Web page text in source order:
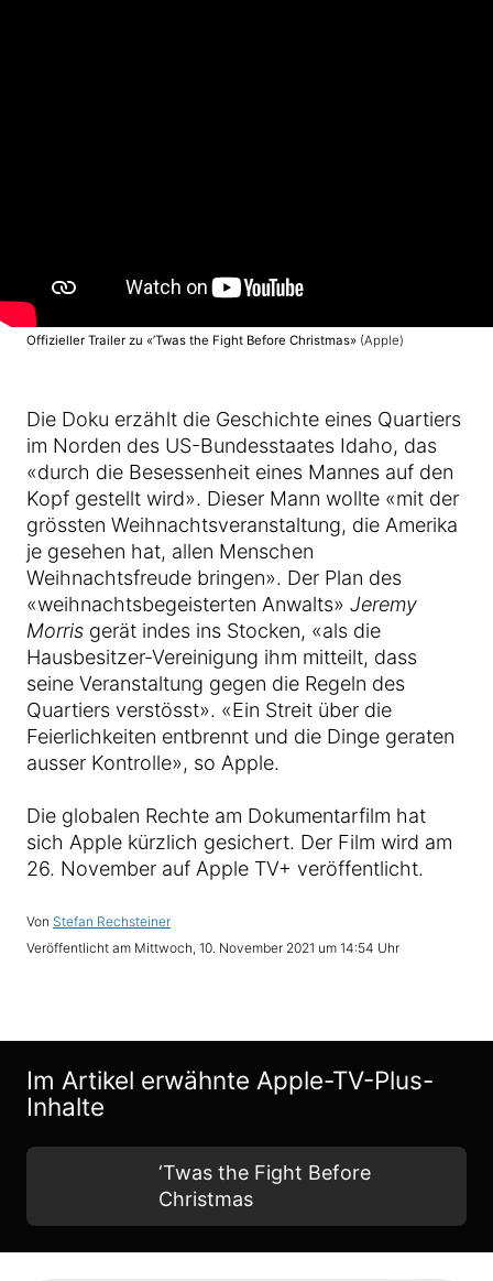
Offizieller Trailer zu «’Twas the Fight Before Christmas» (Apple)
Die Doku erzählt die Geschichte eines Quartiers
im Norden des US-Bundesstaates Idaho, das
«durch die Besessenheit eines Mannes auf den
Kopf gestellt wird». Dieser Mann wollte «mit der
grössten Weihnachtsveranstaltung, die Amerika
je gesehen hat, allen Menschen
Weihnachtsfreude bringen». Der Plan des
«weihnachtsbegeisterten Anwalts» Jeremy
Morris gerät indes ins Stocken, «als die
Hausbesitzer-Vereinigung ihm mitteilt, dass
seine Veranstaltung gegen die Regeln des
Quartiers verstösst». «Ein Streit über die
Feierlichkeiten entbrennt und die Dinge geraten
ausser Kontrolle», so Apple.
Die globalen Rechte am Dokumentarfilm hat
sich Apple kürzlich gesichert. Der Film wird am
26. November auf Apple TV+ veröffentlicht.
Von Stefan Rechsteiner
Veröffentlicht am Mittwoch, 10. November 2021 um 14:54 Uhr
Im Artikel erwähnte Apple-TV-Plus-
Inhalte
‘Twas the Fight Before
Christmas